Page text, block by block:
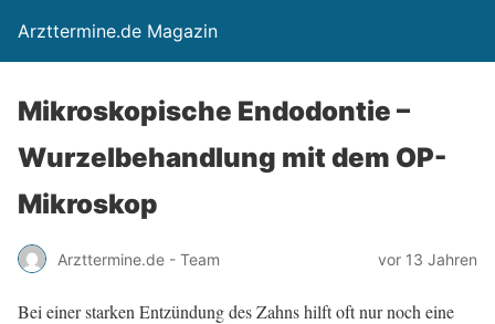
Arzttermine.de Magazin
Mikroskopische Endodontie –
Wurzelbehandlung mit dem OP-
Mikroskop
Arzttermine.de - Team vor 13 Jahren
Bei einer starken Entzündung des Zahns hilft oft nur noch eine